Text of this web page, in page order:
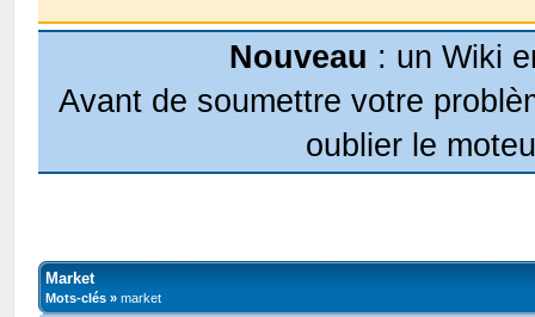
Nouveau : un Wiki
Avant de soumettre votre
oublier le
Market
Mots-clés »market